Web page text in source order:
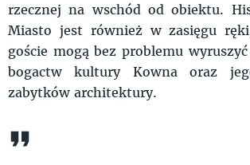
rzecznej na wschód od obiektu.
Miasto jest również w zasięgu
goście mogą bez problemu
bogactw kultury Kowna oraz
zabytków architektury.